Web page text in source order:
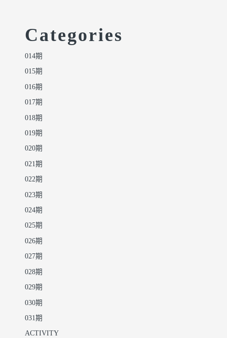
Categories
014期
015期
016期
017期
018期
019期
020期
021期
022期
023期
024期
025期
026期
027期
028期
029期
030期
031期
ACTIVITY